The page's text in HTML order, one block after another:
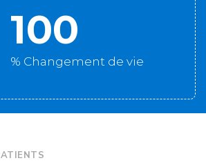
100
% Changement de vie